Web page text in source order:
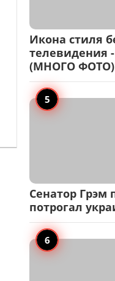
Икона стиля
телевидения
(МНОГО ФОТО)
Сенатор Грэм
потрогал